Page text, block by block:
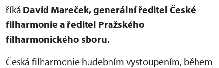
říká David Mareček, generální ředitel České
filharmonie a ředitel Pražského
filharmonického sboru.
Česká filharmonie hudebním vystoupením, během